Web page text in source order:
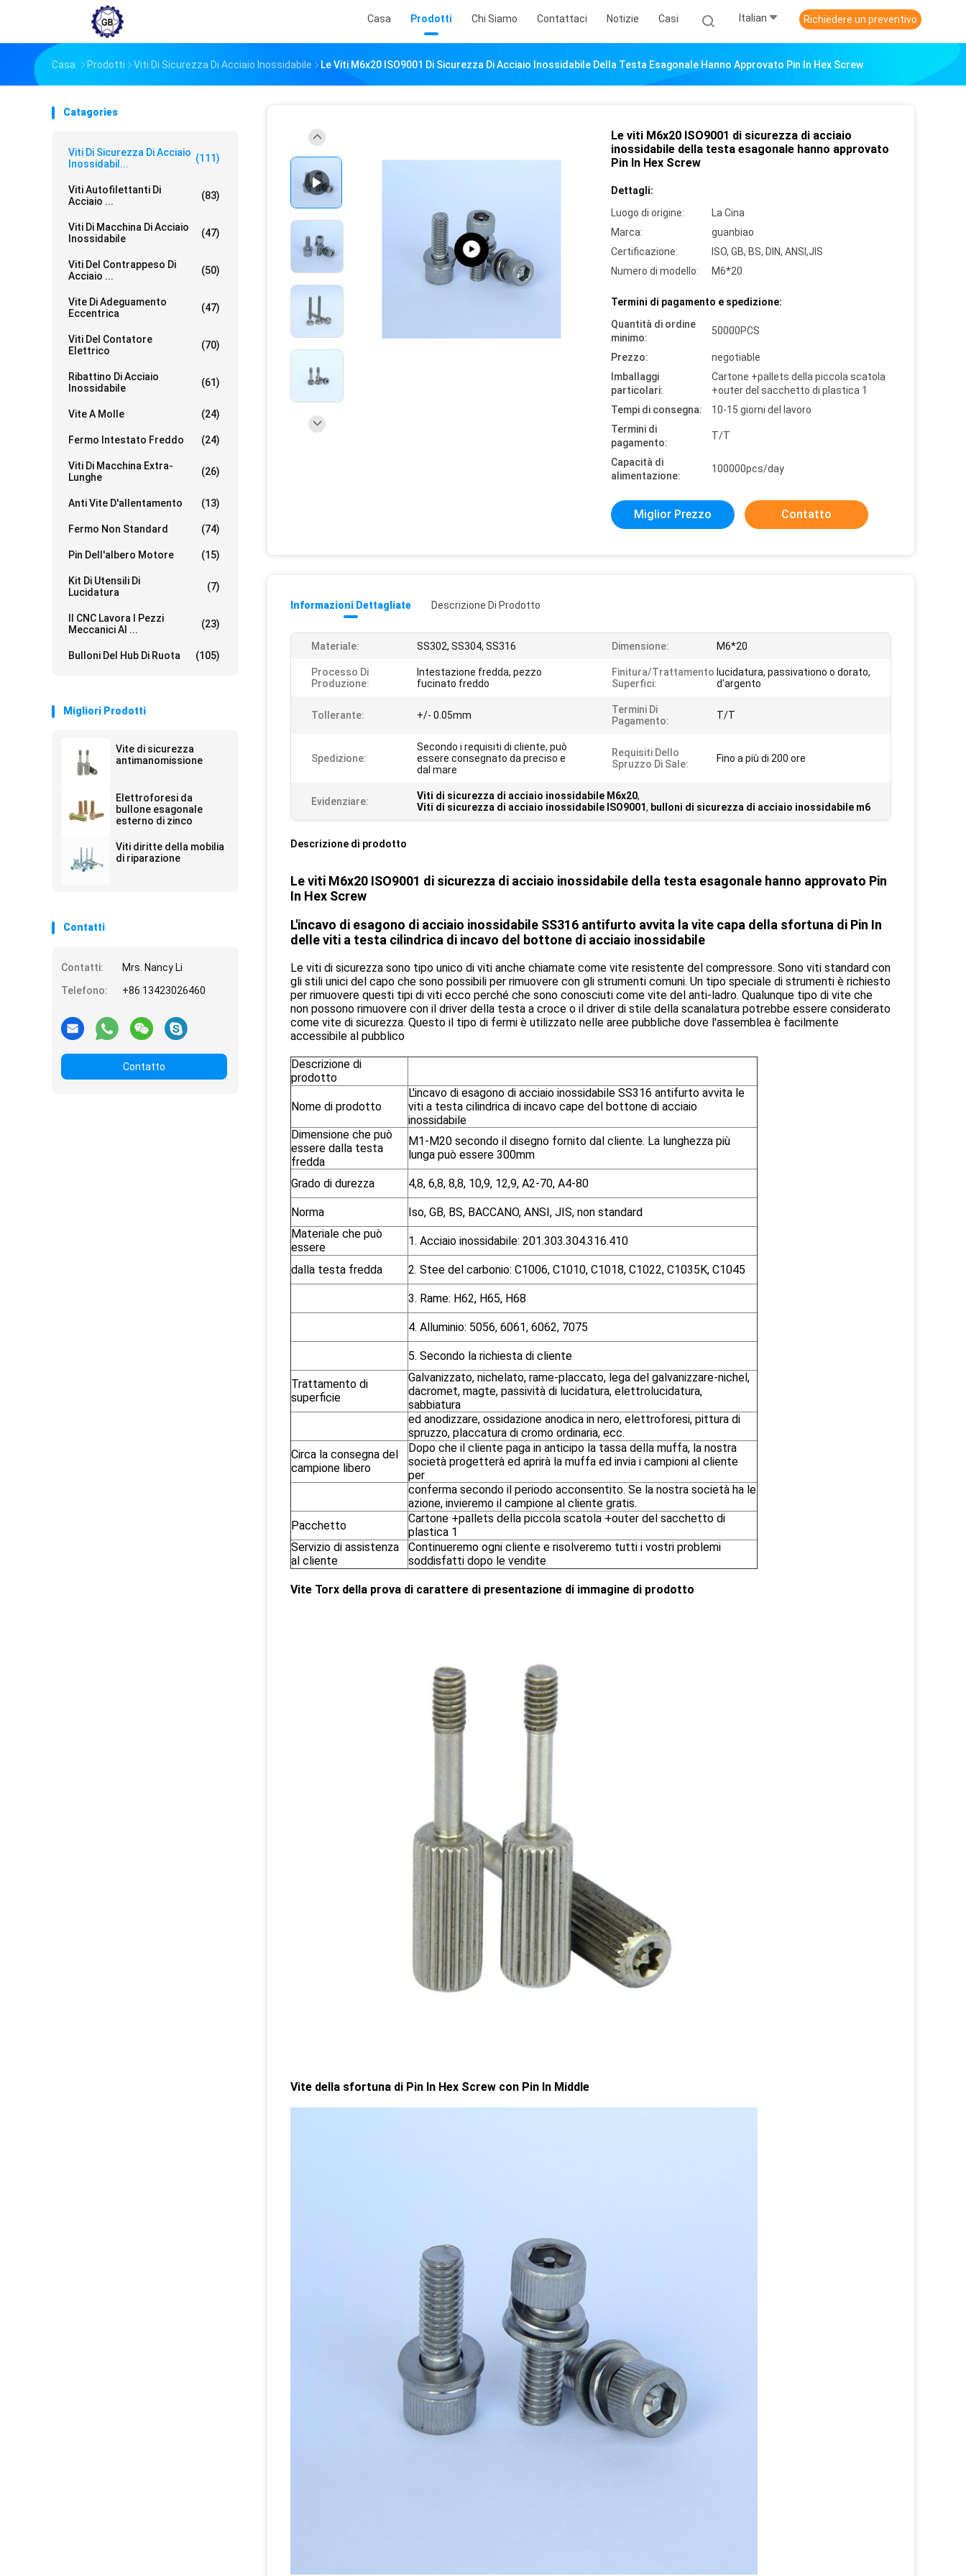
Casa Prodotti Chi Siamo Contattaci Notizie Casi Italian Richiedere un preventivo
Casa Prodotti Viti Di Sicurezza Di Acciaio Inossidabile Le Viti M6x20 ISO9001 Di Sicurezza Di Acciaio Inossidabile Della Testa Esagonale Hanno Approvato Pin In Hex Screw
Catagories
Viti Di Sicurezza Di Acciaio
Inossidabil...
(111)
Viti Autofilettanti Di
Acciaio ...
(83)
Viti Di Macchina Di Acciaio
Inossidabile
(47)
Viti Del Contrappeso Di
Acciaio ...
(50)
Vite Di Adeguamento
Eccentrica
(47)
Viti Del Contatore
Elettrico
(70)
Ribattino Di Acciaio
Inossidabile
(61)
Vite A Molle (24)
Fermo Intestato Freddo (24)
Viti Di Macchina Extra-
Lunghe
(26)
Anti Vite D'allentamento (13)
Fermo Non Standard (74)
Pin Dell'albero Motore (15)
Kit Di Utensili Di
Lucidatura
(7)
Il CNC Lavora I Pezzi
Meccanici Al ...
(23)
Bulloni Del Hub Di Ruota (105)
Migliori Prodotti
Vite di sicurezza
antimanomissione
Elettroforesi da
bullone esagonale
esterno di zinco
Viti diritte della mobilia
di riparazione
Contatti
Contatti:
Mrs. Nancy Li
Telefono:
+86 13423026460
Contatto
Le viti M6x20 ISO9001 di sicurezza di acciaio
inossidabile della testa esagonale hanno approvato
Pin In Hex Screw
Dettagli:
Luogo di origine:
La Cina
Marca:
guanbiao
Certificazione:
ISO, GB, BS, DIN, ANSI,JIS
Numero di modello:
M6*20
Termini di pagamento e spedizione:
Quantità di ordine
minimo:
50000PCS
Prezzo:
negotiable
Imballaggi
particolari:
Cartone +pallets della piccola scatola
+outer del sacchetto di plastica 1
Tempi di consegna:
10-15 giorni del lavoro
Termini di
pagamento:
T/T
Capacità di
alimentazione:
100000pcs/day
Miglior Prezzo Contatto
Informazioni Dettagliate Descrizione Di Prodotto
Materiale: SS302, SS304, SS316 Dimensione: M6*20
Processo Di
Produzione:
Intestazione fredda, pezzo
fucinato freddo
Finitura/trattamento
Superfici:
lucidatura, passivationo o dorato,
d'argento
Tollerante: +/- 0.05mm
Termini Di
Pagamento:
T/T
Spedizione:
Secondo i requisiti di cliente, può
essere consegnato da preciso e
dal mare
Requisiti Dello
Spruzzo Di Sale:
Fino a più di 200 ore
Evidenziare: Viti di sicurezza di acciaio inossidabile M6x20,
Viti di sicurezza di acciaio inossidabile ISO9001, bulloni di sicurezza di acciaio inossidabile m6
Descrizione di prodotto
Le viti M6x20 ISO9001 di sicurezza di acciaio inossidabile della testa esagonale hanno approvato Pin
In Hex Screw
L'incavo di esagono di acciaio inossidabile SS316 antifurto avvita la vite capa della sfortuna di Pin In
delle viti a testa cilindrica di incavo del bottone di acciaio inossidabile
Le viti di sicurezza sono tipo unico di viti anche chiamate come vite resistente del compressore. Sono viti standard con
gli stili unici del capo che sono possibili per rimuovere con gli strumenti comuni. Un tipo speciale di strumenti è richiesto
per rimuovere questi tipi di viti ecco perché che sono conosciuti come vite del anti-ladro. Qualunque tipo di vite che
non possono rimuovere con il driver della testa a croce o il driver di stile della scanalatura potrebbe essere considerato
come vite di sicurezza. Questo il tipo di fermi è utilizzato nelle aree pubbliche dove l'assemblea è facilmente
accessibile al pubblico
Descrizione di
prodotto
Nome di prodotto
L'incavo di esagono di acciaio inossidabile SS316 antifurto avvita le
viti a testa cilindrica di incavo cape del bottone di acciaio
inossidabile
Dimensione che può
essere dalla testa
fredda
M1-M20 secondo il disegno fornito dal cliente. La lunghezza più
lunga può essere 300mm
Grado di durezza 4,8, 6,8, 8,8, 10,9, 12,9, A2-70, A4-80
Norma
Iso, GB, BS, BACCANO, ANSI, JIS, non standard
Materiale che può
essere
1. Acciaio inossidabile: 201.303.304.316.410
dalla testa fredda 2. Stee del carbonio: C1006, C1010, C1018, C1022, C1035K, C1045
3. Rame: H62, H65, H68
4. Alluminio: 5056, 6061, 6062, 7075
5. Secondo la richiesta di cliente
Trattamento di
superficie
Galvanizzato, nichelato, rame-placcato, lega del galvanizzare-nichel,
dacromet, magte, passività di lucidatura, elettrolucidatura,
sabbiatura
ed anodizzare, ossidazione anodica in nero, elettroforesi, pittura di
spruzzo, placcatura di cromo ordinaria, ecc.
Circa la consegna del
campione libero
Dopo che il cliente paga in anticipo la tassa della muffa, la nostra
società progetterà ed aprirà la muffa ed invia i campioni al cliente
per
conferma secondo il periodo acconsentito. Se la nostra società ha le
azione, invieremo il campione al cliente gratis.
Pacchetto
Cartone +pallets della piccola scatola +outer del sacchetto di
plastica 1
Servizio di assistenza
al cliente
Continueremo ogni cliente e risolveremo tutti i vostri problemi
soddisfatti dopo le vendite
Vite Torx della prova di carattere di presentazione di immagine di prodotto
Vite della sfortuna di Pin In Hex Screw con Pin In Middle